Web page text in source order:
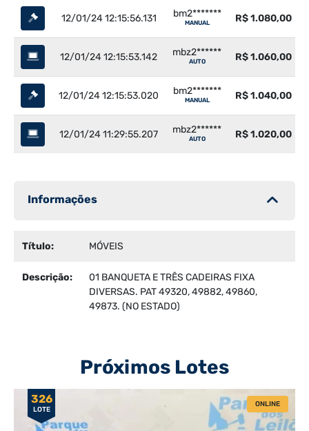
12/01/24 12:15:56.131 bm2*******
MANUAL R$ 1.080,00
12/01/24 12:15:53.142 mbz2******
AUTO R$ 1.060,00
12/01/24 12:15:53.020 bm2*******
MANUAL R$ 1.040,00
12/01/24 11:29:55.207 mbz2******
AUTO R$ 1.020,00
Informações
Título: MÓVEIS
Descrição:
01 BANQUETA E TRÊS CADEIRAS FIXA
DIVERSAS. PAT 49320, 49882, 49860,
49873. (NO ESTADO)
Próximos Lotes
326
LOTE
ONLINE